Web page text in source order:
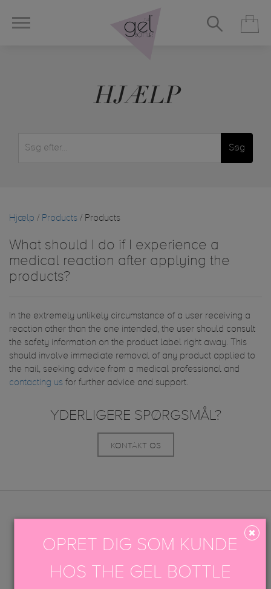
HJÆLP
Søg
Hjælp / Products / Products
What should I do if I experience a
medical reaction after applying the
products?
In the extremely unlikely circumstance of a user receiving a
reaction other than the one intended, the user should consult
the safety information on the product label right away. This
should involve immediate removal of any product applied to
the nail, seeking advice from a medical professional and
contacting us for further advice and support.
YDERLIGERE SPØRGSMÅL?
KONTAKT OS
DISTRIBUTØRER
OPRET DIG SOM KUNDE
HOS THE GEL BOTTLE